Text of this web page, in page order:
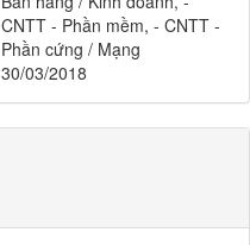
CNTT - Phần mềm, - CNTT -
Phần cứng / Mạng
30/03/2018